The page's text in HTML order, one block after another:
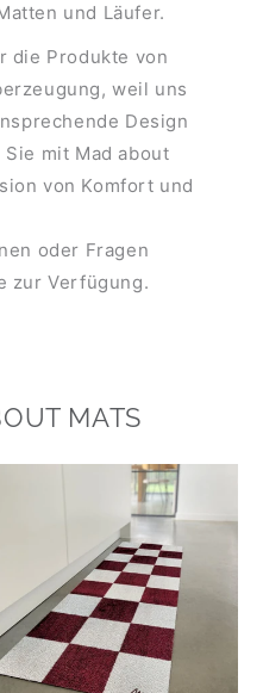
und Läufer.
die Produkte von
weil uns
Design
mit Mad about
von Komfort und
oder Fragen
zur Verfügung.
MATS